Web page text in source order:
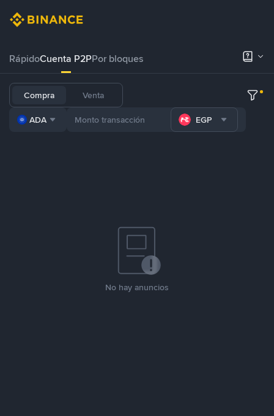
RápidoCuenta P2PPor bloques
Compra Venta
ADA EGP
No hay anuncios